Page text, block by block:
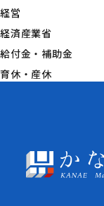
経営
経済産業省
給付金・補助金
育休・産休